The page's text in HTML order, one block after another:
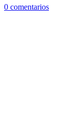
0 comentarios